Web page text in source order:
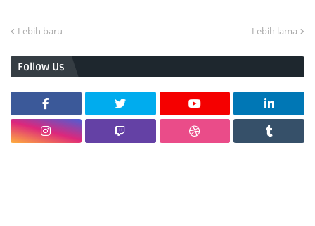
Lebih baru Lebih lama
Follow Us